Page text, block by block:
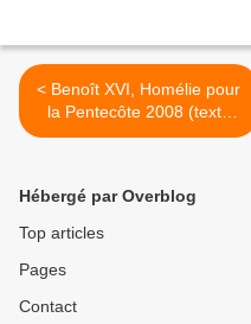
< Benoît XVI, Homélie pour
la Pentecôte 2008 (texte
intégral)
Hébergé par Overblog
Top articles
Pages
Contact